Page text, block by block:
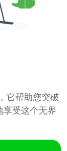
它帮助您突破
受这个无界